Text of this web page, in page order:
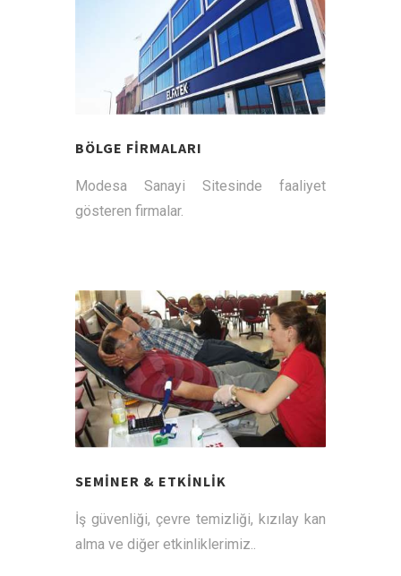
BÖLGE FİRMALARI
Modesa Sanayi Sitesinde faaliyet
gösteren firmalar.
SEMİNER & ETKİNLİK
İş güvenliği, çevre temizliği, kızılay kan
alma ve diğer etkinliklerimiz..